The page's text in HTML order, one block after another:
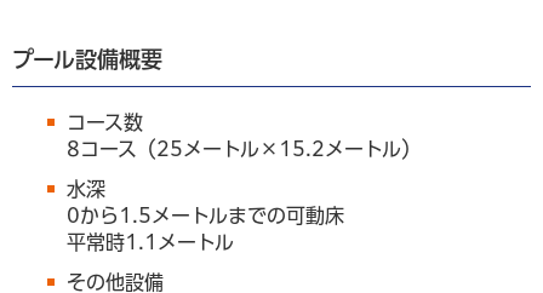
プール設備概要
コース数
8コース（25メートル×15.2メートル）
水深
0から1.5メートルまでの可動床
平常時1.1メートル
その他設備